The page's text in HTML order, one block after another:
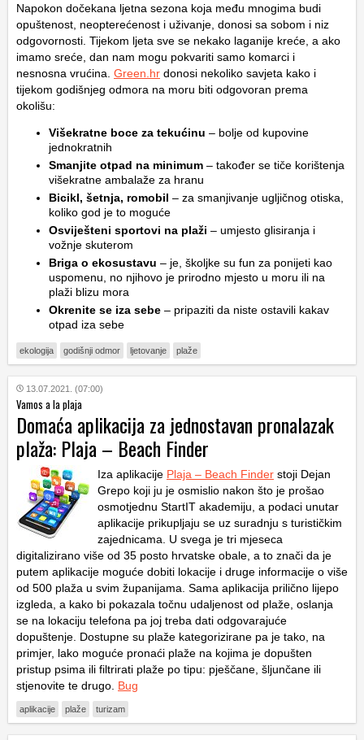
Napokon dočekana ljetna sezona koja među mnogima budi
opuštenost, neopterećenost i uživanje, donosi sa sobom i niz
odgovornosti. Tijekom ljeta sve se nekako laganije kreće, a ako
imamo sreće, dan nam mogu pokvariti samo komarci i
nesnosna vrućina. Green.hr donosi nekoliko savjeta kako i
tijekom godišnjeg odmora na moru biti odgovoran prema
okolišu:
Višekratne boce za tekućinu – bolje od kupovine
jednokratnih
Smanjite otpad na minimum – također se tiče korištenja
višekratne ambalaže za hranu
Bicikl, šetnja, romobil – za smanjivanje ugljičnog otiska,
koliko god je to moguće
Osviješteni sportovi na plaži – umjesto glisiranja i
vožnje skuterom
Briga o ekosustavu – je, školjke su fun za ponijeti kao
uspomenu, no njihovo je prirodno mjesto u moru ili na
plaži blizu mora
Okrenite se iza sebe – pripaziti da niste ostavili kakav
otpad iza sebe
ekologija godišnji odmor ljetovanje plaže
13.07.2021. (07:00)
Vamos a la plaja
Domaća aplikacija za jednostavan pronalazak
plaža: Plaja – Beach Finder
Iza aplikacije Plaja – Beach Finder stoji Dejan
Grepo koji ju je osmislio nakon što je prošao
osmotjednu StartIT akademiju, a podaci unutar
aplikacije prikupljaju se uz suradnju s turističkim
zajednicama. U svega je tri mjeseca
digitalizirano više od 35 posto hrvatske obale, a to znači da je
putem aplikacije moguće dobiti lokacije i druge informacije o više
od 500 plaža u svim županijama. Sama aplikacija prilično lijepo
izgleda, a kako bi pokazala točnu udaljenost od plaže, oslanja
se na lokaciju telefona pa joj treba dati odgovarajuće
dopuštenje. Dostupne su plaže kategorizirane pa je tako, na
primjer, lako moguće pronaći plaže na kojima je dopušten
pristup psima ili filtrirati plaže po tipu: pješčane, šljunčane ili
stjenovite te drugo. Bug
aplikacije plaže turizam